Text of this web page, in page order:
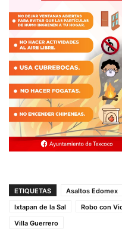
ETIQUETAS Asaltos Edomex
Ixtapan de la Sal
Robo con
Villa Guerrero